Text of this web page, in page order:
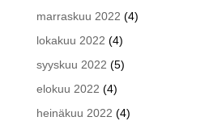
marraskuu 2022 (4)
lokakuu 2022 (4)
syyskuu 2022 (5)
elokuu 2022 (4)
heinäkuu 2022 (4)